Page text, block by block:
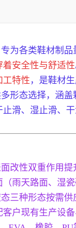
为各类鞋材制
安全性与舒适性
工特性 ，是鞋材
形态选择，涵
滑、湿止滑、
改性双重作用
雨天路面、湿
三种形态按需
户现有生产设